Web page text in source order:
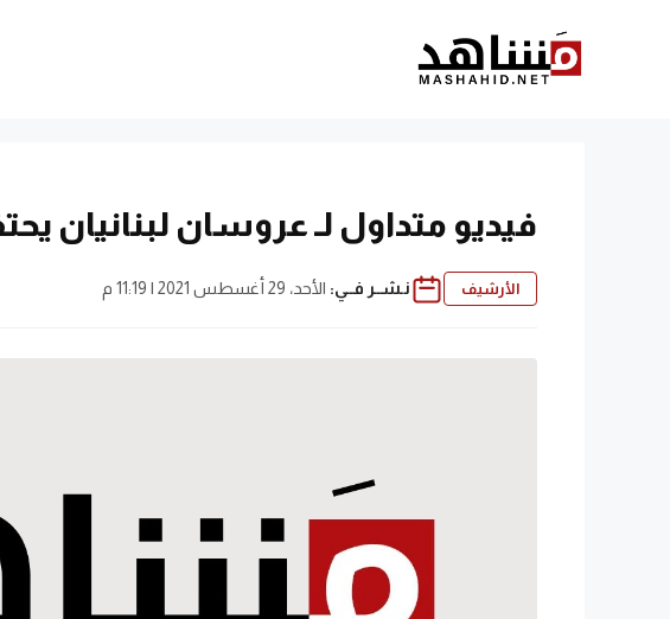
فيديو متداول لـ عروسان لبنانيان
الأرشيف نـشــر فــي: الأحد، 29 أغسطس 2021 | 11:19 م